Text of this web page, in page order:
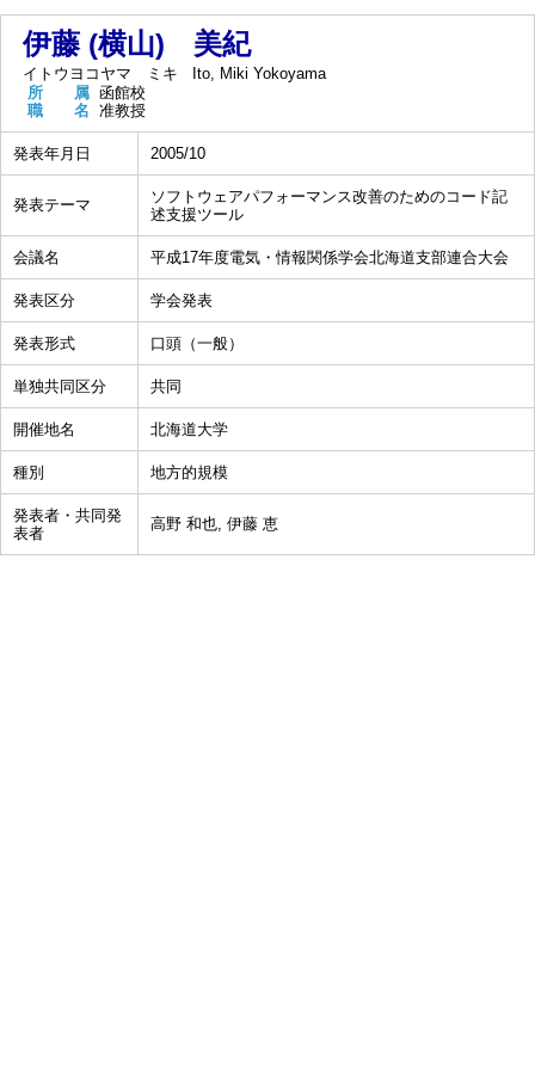
伊藤 (横山) 美紀
イトウヨコヤマ ミキ
Ito, Miki Yokoyama
所 属 函館校
職 名 准教授
発表年月日 2005/10
発表テーマ
ソフトウェアパフォーマンス改善のためのコード記
述支援ツール
会議名 平成17年度電気・情報関係学会北海道支部連合大会
発表区分 学会発表
発表形式 口頭（一般）
単独共同区分 共同
開催地名 北海道大学
種別 地方的規模
発表者・共同発
表者
高野 和也, 伊藤 恵